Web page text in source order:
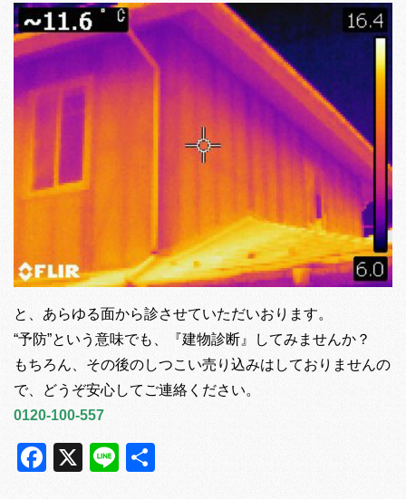
と、あらゆる面から診させていただいおります。
“予防”という意味でも、『建物診断』してみませんか？
もちろん、その後のしつこい売り込みはしておりませんの
で、どうぞ安心してご連絡ください。
0120-100-557
Facebook
X Line